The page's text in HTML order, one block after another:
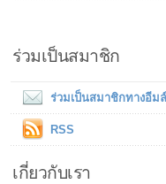
ร่วมเป็นสมาชิก
ร่วมเป็นสมาชิกทางอีมล์
RSS
เกี่ยวกับเรา